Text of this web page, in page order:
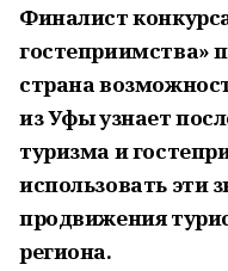
Финалист
гостеприимства»
страна
из Уфы узнает
туризма и
использовать эти
продвижения
региона.